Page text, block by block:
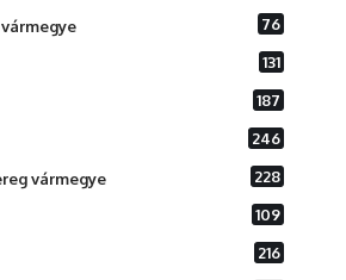
76
131
187
246
vármegye 228
109
216